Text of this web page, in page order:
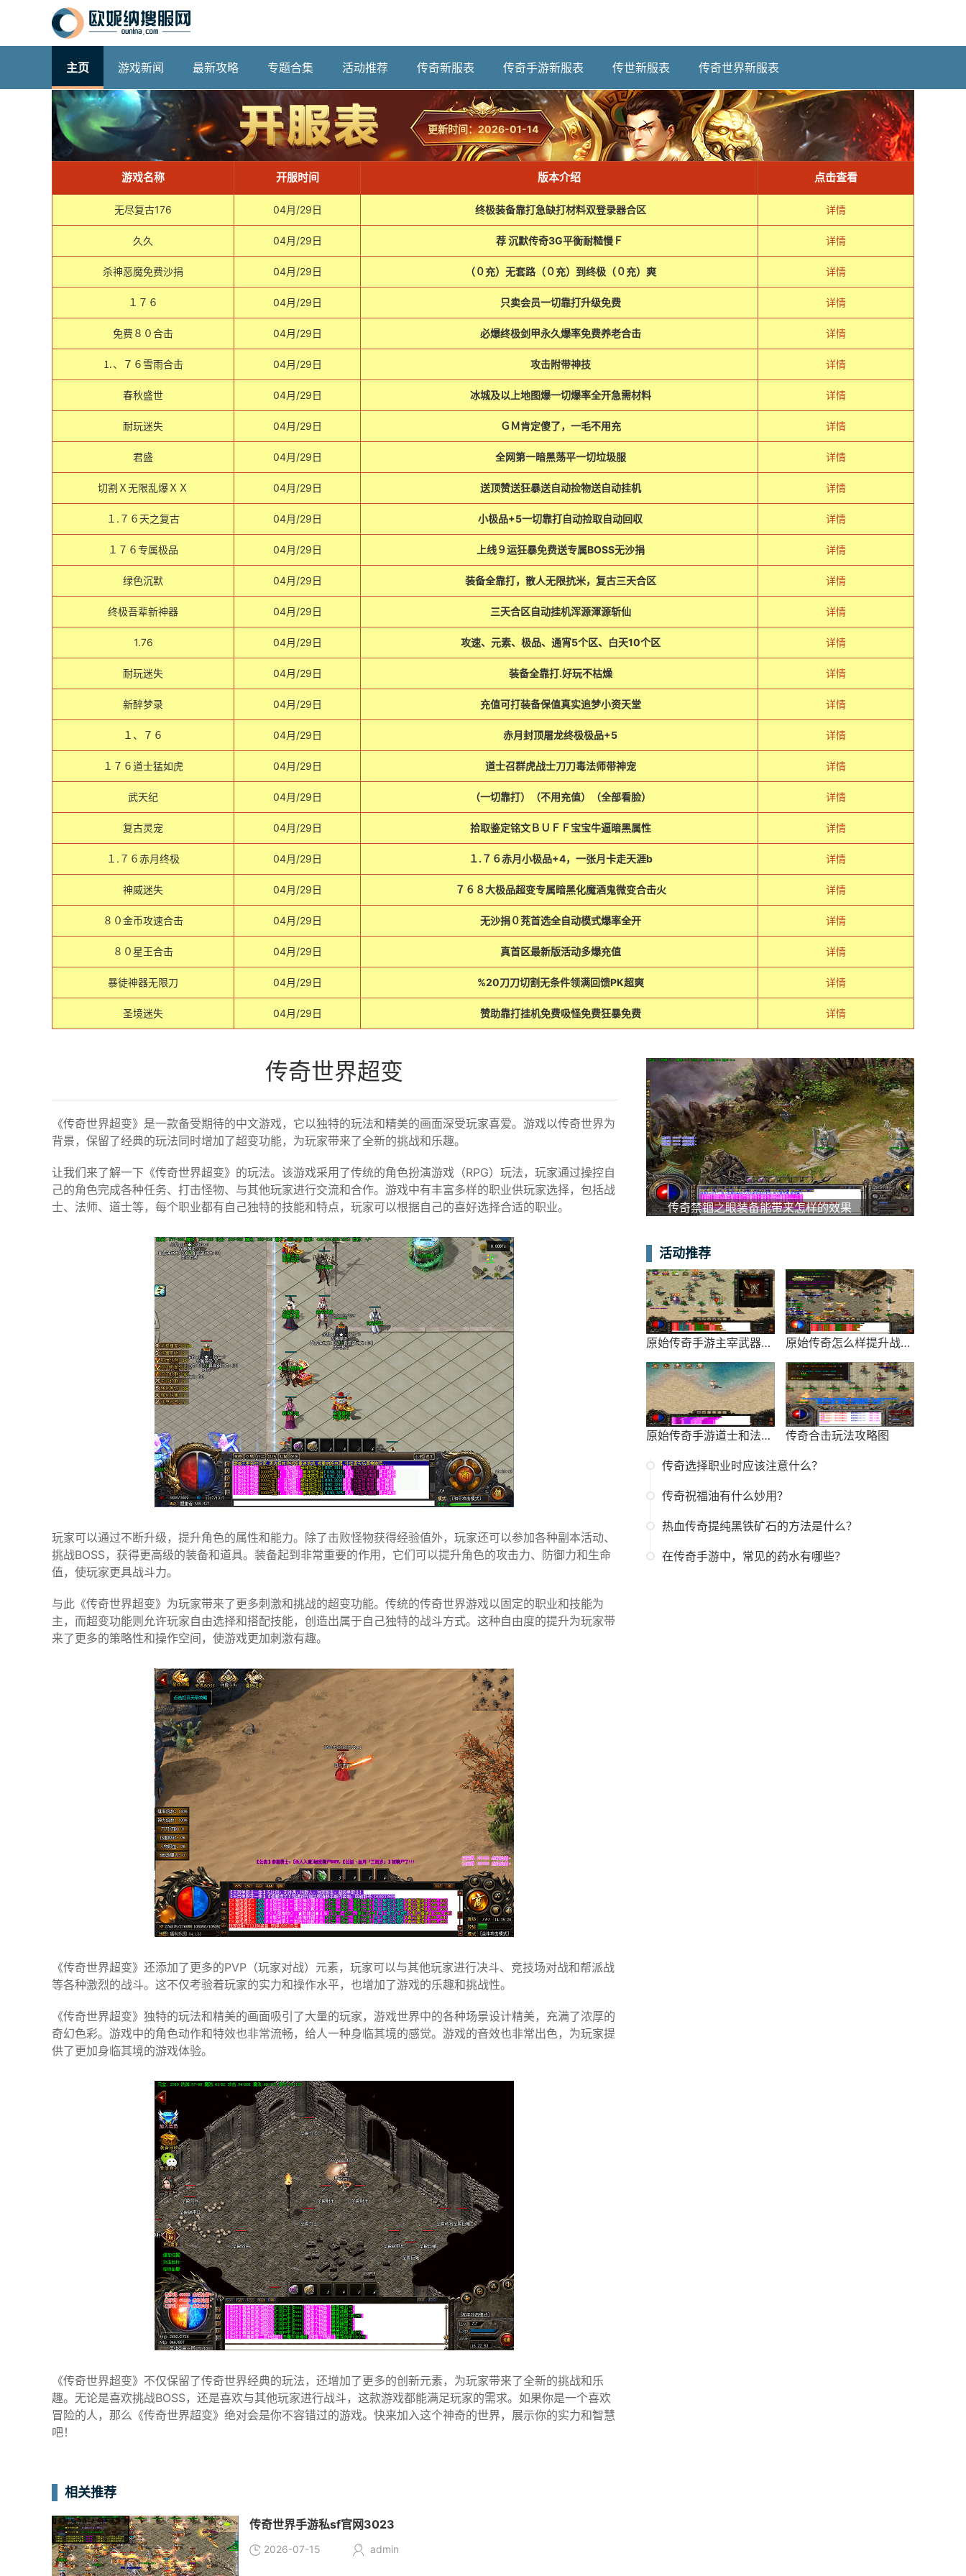
主页 游戏新闻 最新攻略 专题合集 活动推荐 传奇新服表 传奇手游新服表 传世新服表 传奇世界新服表
更新时间：2026-01-14
游戏名称 开服时间 版本介绍 点击查看
无尽复古176 04月/29日 终极装备靠打急缺打材料双登录器合区 详情
久久 04月/29日 荐 沉默传奇3G平衡耐糙慢Ｆ 详情
杀神恶魔免费沙捐 04月/29日 （０充）无套路（０充）到终极（０充）爽 详情
１７６ 04月/29日 只卖会员一切靠打升级免费 详情
免费８０合击 04月/29日 必爆终极剑甲永久爆率免费养老合击 详情
⒈、７６雪雨合击 04月/29日 攻击附带神技 详情
春秋盛世 04月/29日 冰城及以上地图爆一切爆率全开急需材料 详情
耐玩迷失 04月/29日 ＧＭ肯定傻了，一毛不用充 详情
君盛 04月/29日 全网第一暗黑荡平一切垃圾服 详情
切割Ｘ无限乱爆ＸＸ 04月/29日 送顶赞送狂暴送自动捡物送自动挂机 详情
１.７６天之复古 04月/29日 小极品+5一切靠打自动捡取自动回収 详情
１７６专属极品 04月/29日 上线９运狂暴免费送专属BOSS无沙捐 详情
绿色沉默 04月/29日 装备全靠打，散人无限抗米，复古三天合区 详情
终极吾辈新神器 04月/29日 三天合区自动挂机浑源渾源斩仙 详情
1.76 04月/29日 攻速、元素、极品、通宵5个区、白天10个区 详情
耐玩迷失 04月/29日 装备全靠打.好玩不枯燥 详情
新醉梦录 04月/29日 充值可打装备保值真实追梦小资天堂 详情
１、７６ 04月/29日 赤月封顶屠龙终极极品+5 详情
１７６道士猛如虎 04月/29日 道士召群虎战士刀刀毒法师带神宠 详情
武天纪 04月/29日 （一切靠打）（不用充值）（全部看脸） 详情
复古灵宠 04月/29日 拾取鉴定铭文ＢＵＦＦ宝宝牛逼暗黑属性 详情
１.７６赤月终极 04月/29日 １.７６赤月小极品+4，一张月卡走天涯b 详情
神威迷失 04月/29日 ７６８大极品超变专属暗黑化魔酒鬼微变合击火 详情
８０金币攻速合击 04月/29日 无沙捐０茺首选全自动模式爆率全开 详情
８０星王合击 04月/29日 真首区最新版活动多爆充值 详情
暴徒神器无限刀 04月/29日 %20刀刀切割无条件领满回馈PK超爽 详情
圣境迷失 04月/29日 赞助靠打挂机免费吸怪免费狂暴免费 详情
传奇世界超变
《传奇世界超变》是一款备受期待的中文游戏，它以独特的玩法和精美的画面深受玩家喜爱。游戏以传奇世界为
背景，保留了经典的玩法同时增加了超变功能，为玩家带来了全新的挑战和乐趣。
让我们来了解一下《传奇世界超变》的玩法。该游戏采用了传统的角色扮演游戏（RPG）玩法，玩家通过操控自
己的角色完成各种任务、打击怪物、与其他玩家进行交流和合作。游戏中有丰富多样的职业供玩家选择，包括战
士、法师、道士等，每个职业都有自己独特的技能和特点，玩家可以根据自己的喜好选择合适的职业。
玩家可以通过不断升级，提升角色的属性和能力。除了击败怪物获得经验值外，玩家还可以参加各种副本活动、
挑战BOSS，获得更高级的装备和道具。装备起到非常重要的作用，它们可以提升角色的攻击力、防御力和生命
值，使玩家更具战斗力。
与此《传奇世界超变》为玩家带来了更多刺激和挑战的超变功能。传统的传奇世界游戏以固定的职业和技能为
主，而超变功能则允许玩家自由选择和搭配技能，创造出属于自己独特的战斗方式。这种自由度的提升为玩家带
来了更多的策略性和操作空间，使游戏更加刺激有趣。
《传奇世界超变》还添加了更多的PVP（玩家对战）元素，玩家可以与其他玩家进行决斗、竞技场对战和帮派战
等各种激烈的战斗。这不仅考验着玩家的实力和操作水平，也增加了游戏的乐趣和挑战性。
《传奇世界超变》独特的玩法和精美的画面吸引了大量的玩家，游戏世界中的各种场景设计精美，充满了浓厚的
奇幻色彩。游戏中的角色动作和特效也非常流畅，给人一种身临其境的感觉。游戏的音效也非常出色，为玩家提
供了更加身临其境的游戏体验。
《传奇世界超变》不仅保留了传奇世界经典的玩法，还增加了更多的创新元素，为玩家带来了全新的挑战和乐
趣。无论是喜欢挑战BOSS，还是喜欢与其他玩家进行战斗，这款游戏都能满足玩家的需求。如果你是一个喜欢
冒险的人，那么《传奇世界超变》绝对会是你不容错过的游戏。快来加入这个神奇的世界，展示你的实力和智慧
吧！
相关推荐
传奇世界手游私sf官网3023
2026-07-15 admin
传奇禁锢之眼装备能带来怎样的效果
活动推荐
原始传奇手游主宰武器怎么得到 原始传奇怎么样提升战力最快呢
原始传奇手游道士和法师哪个好玩 传奇合击玩法攻略图
传奇选择职业时应该注意什么？
传奇祝福油有什么妙用？
热血传奇提纯黑铁矿石的方法是什么？
在传奇手游中，常见的药水有哪些？